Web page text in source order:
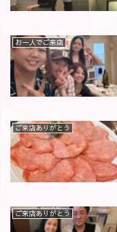
お一人でご来店
ご来店ありがとう
ご来店ありがとう